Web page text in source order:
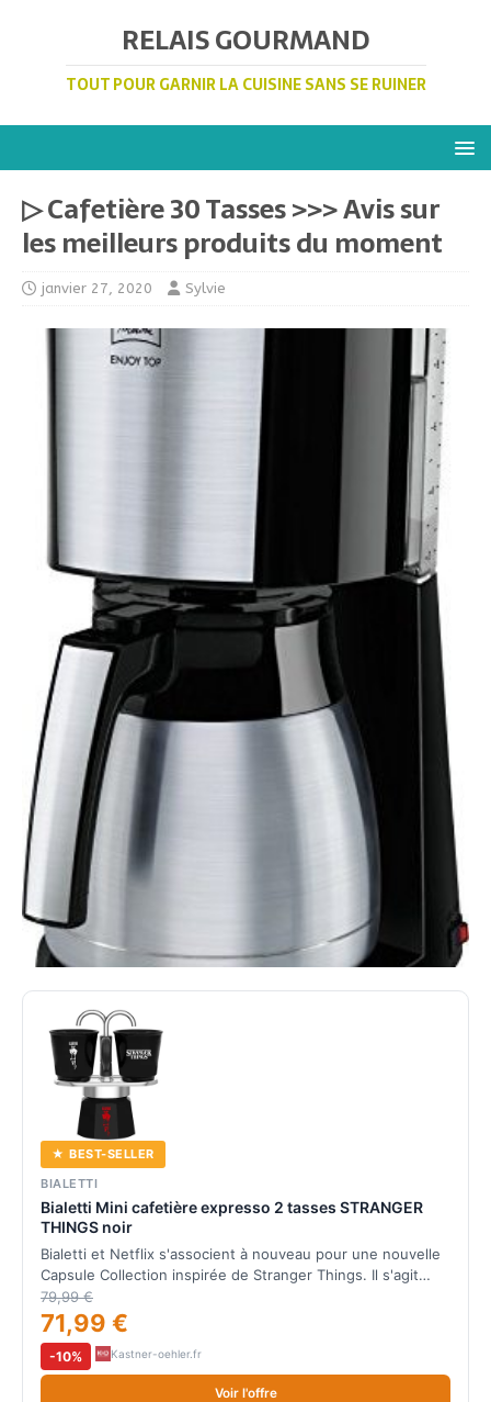
RELAIS GOURMAND
TOUT POUR GARNIR LA CUISINE SANS SE RUINER
▷ Cafetière 30 Tasses >>> Avis sur
les meilleurs produits du moment
janvier 27, 2020 Sylvie
★ BEST-SELLER
BIALETTI
Bialetti Mini cafetière expresso 2 tasses STRANGER
THINGS noir
Bialetti et Netflix s'associent à nouveau pour une nouvelle
Capsule Collection inspirée de Stranger Things. Il s'agit…
79,99 €
71,99 €
-10% Kastner-oehler.fr
Voir l'offre